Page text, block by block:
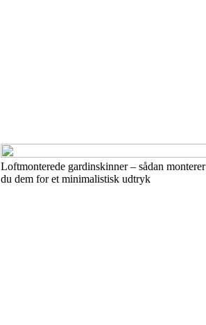
Loftmonterede gardinskinner – sådan monterer
du dem for et minimalistisk udtryk